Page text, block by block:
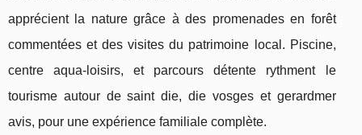
apprécient la nature grâce à des promenades en forêt
commentées et des visites du patrimoine local. Piscine,
centre aqua-loisirs, et parcours détente rythment le
tourisme autour de saint die, die vosges et gerardmer
avis, pour une expérience familiale complète.